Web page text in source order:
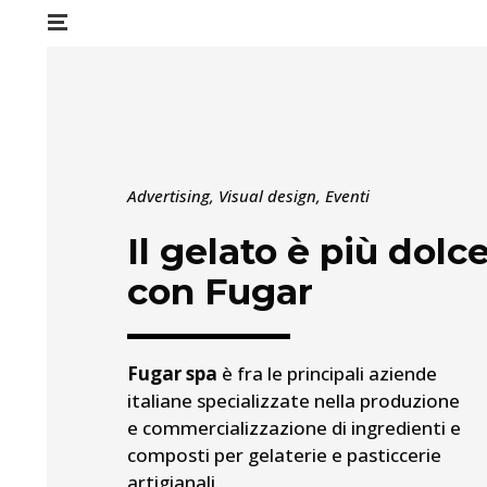
Advertising, Visual design, Eventi
Il gelato è più
con Fugar
Fugar spa è fra le principali aziende
italiane specializzate nella produzione
e commercializzazione di ingredienti e
composti per gelaterie e pasticcerie
artigianali.